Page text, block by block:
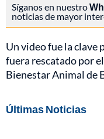
Síganos en nuestro
noticias de mayor
Un video fue la clave
fuera rescatado por
Bienestar Animal de
Últimas Noticias